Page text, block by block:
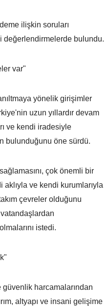
ilişkin soruları
değerlendirmelerde bulundu.
var"
yönelik girişimler
uzun yıllardır devam
ve kendi iradesiyle
bulunduğunu öne sürdü.
çok önemli bir
ve kendi kurumlarıyla
çevreler olduğunu
istedi.
harcamalarından
altyapı ve insani gelişime